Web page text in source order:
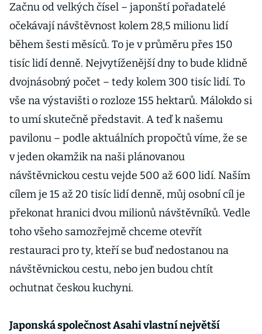
Začnu od velkých čísel – japonští pořadatelé
očekávají návštěvnost kolem 28,5 milionu lidí
během šesti měsíců. To je v průměru přes 150
tisíc lidí denně. Nejvytíženější dny to bude klidně
dvojnásobný počet – tedy kolem 300 tisíc lidí. To
vše na výstavišti o rozloze 155 hektarů. Málokdo si
to umí skutečně představit. A teď k našemu
pavilonu – podle aktuálních propočtů víme, že se
v jeden okamžik na naši plánovanou
návštěvnickou cestu vejde 500 až 600 lidí. Naším
cílem je 15 až 20 tisíc lidí denně, můj osobní cíl je
překonat hranici dvou milionů návštěvníků. Vedle
toho všeho samozřejmě chceme otevřít
restauraci pro ty, kteří se buď nedostanou na
návštěvnickou cestu, nebo jen budou chtít
ochutnat českou kuchyni.
Japonská společnost Asahi vlastní největší